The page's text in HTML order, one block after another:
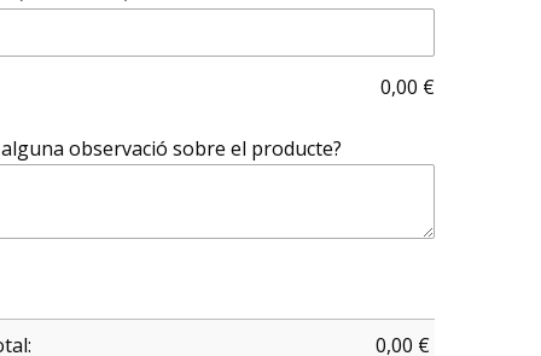
0,00 €
observació sobre el producte?
0,00 €